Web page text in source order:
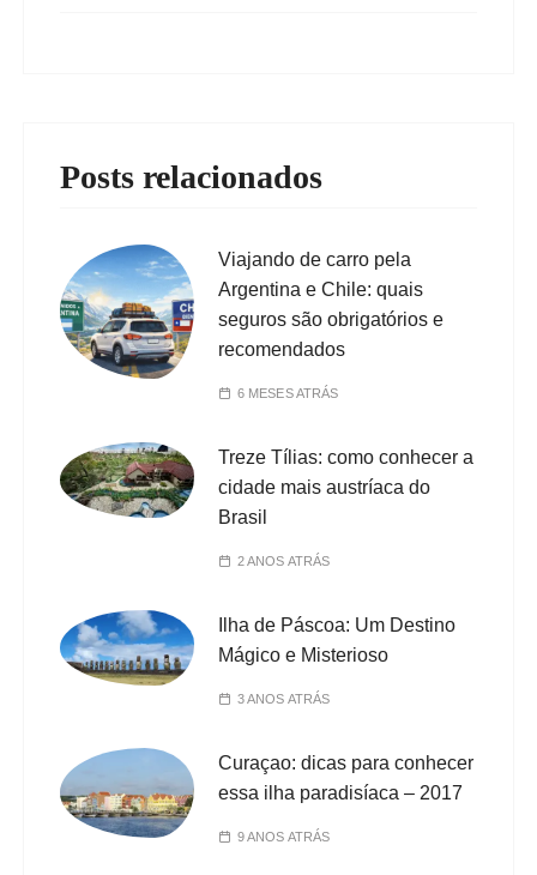
Posts relacionados
Viajando de carro pela
Argentina e Chile: quais
seguros são obrigatórios e
recomendados
6 MESES ATRÁS
Treze Tílias: como conhecer a
cidade mais austríaca do
Brasil
2 ANOS ATRÁS
Ilha de Páscoa: Um Destino
Mágico e Misterioso
3 ANOS ATRÁS
Curaçao: dicas para conhecer
essa ilha paradisíaca – 2017
9 ANOS ATRÁS